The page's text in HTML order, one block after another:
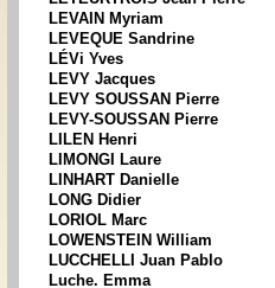
LEVAIN Myriam
LEVEQUE Sandrine
LÉVi Yves
LEVY Jacques
LEVY SOUSSAN Pierre
LEVY-SOUSSAN Pierre
LILEN Henri
LIMONGI Laure
LINHART Danielle
LONG Didier
LORIOL Marc
LOWENSTEIN William
LUCCHELLI Juan Pablo
Luche. Emma